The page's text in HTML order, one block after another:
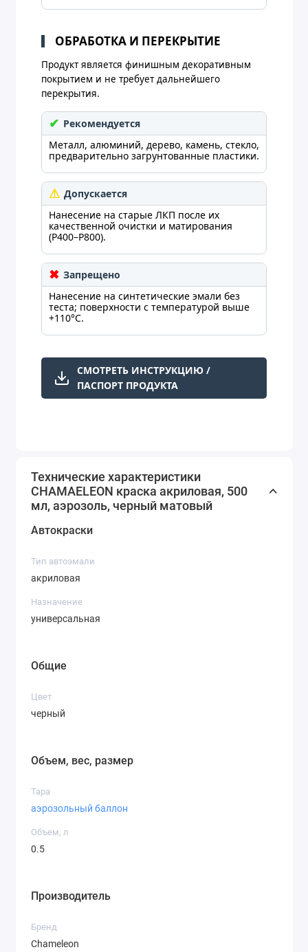
ОБРАБОТКА И ПЕРЕКРЫТИЕ
Продукт является финишным декоративным
покрытием и не требует дальнейшего
перекрытия.
Рекомендуется
Металл, алюминий, дерево, камень, стекло,
предварительно загрунтованные пластики.
Допускается
Нанесение на старые ЛКП после их
качественной очистки и матирования
(P400–P800).
Запрещено
Нанесение на синтетические эмали без
теста; поверхности с температурой выше
+110°C.
СМОТРЕТЬ ИНСТРУКЦИЮ /
ПАСПОРТ ПРОДУКТА
Технические характеристики
CHAMAELEON краска акриловая, 500
мл, аэрозоль, черный матовый
Автокраски
Тип автоэмали
акриловая
Назначение
универсальная
Общие
Цвет
черный
Объем, вес, размер
Тара
аэрозольный баллон
Объем, л
0.5
Производитель
Бренд
Chameleon